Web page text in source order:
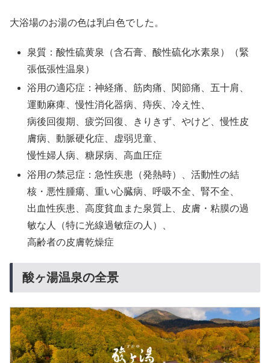
大浴場のお湯の色は乳白色でした。
泉質：酸性硫黄泉（含石膏、酸性硫化水素泉）（緊
張低張性温泉）
浴用の適応症：神経痛、筋肉痛、関節痛、五十肩、
運動麻痺、慢性消化器病、痔疾、冷え性、
病後回復期、疲労回復、きりきず、やけど、慢性皮
膚病、動脈硬化症、虚弱児童、
慢性婦人病、糖尿病、高血圧症
浴用の禁忌症：急性疾患（発熱時）、活動性の結
核・悪性腫瘍、重い心臓病、呼吸不全、腎不全、
出血性疾患、高度貧血また泉質上、皮膚・粘膜の過
敏な人（特に光線過敏症の人）、
高齢者の皮膚乾燥症
酸ヶ湯温泉の全景